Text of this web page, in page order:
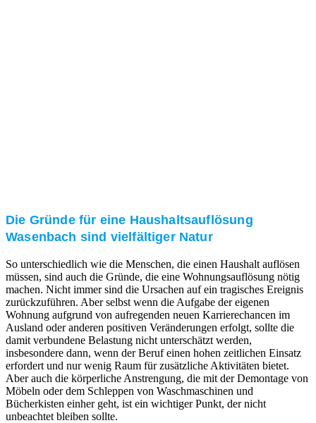
Die Gründe für eine Haushaltsauflösung
Wasenbach sind vielfältiger Natur
So unterschiedlich wie die Menschen, die einen Haushalt auflösen
müssen, sind auch die Gründe, die eine Wohnungsauflösung nötig
machen. Nicht immer sind die Ursachen auf ein tragisches Ereignis
zurückzuführen. Aber selbst wenn die Aufgabe der eigenen
Wohnung aufgrund von aufregenden neuen Karrierechancen im
Ausland oder anderen positiven Veränderungen erfolgt, sollte die
damit verbundene Belastung nicht unterschätzt werden,
insbesondere dann, wenn der Beruf einen hohen zeitlichen Einsatz
erfordert und nur wenig Raum für zusätzliche Aktivitäten bietet.
Aber auch die körperliche Anstrengung, die mit der Demontage von
Möbeln oder dem Schleppen von Waschmaschinen und
Bücherkisten einher geht, ist ein wichtiger Punkt, der nicht
unbeachtet bleiben sollte.